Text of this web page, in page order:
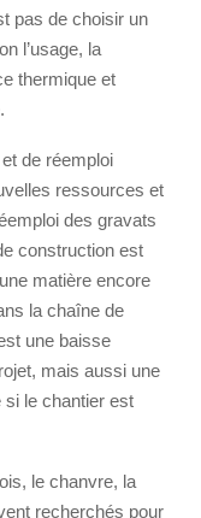
pas de choisir un
l’usage, la
thermique et
de réemploi
ressources et
des gravats
construction est
matière encore
la chaîne de
une baisse
mais aussi une
si le chantier est
le chanvre, la
recherchés pour